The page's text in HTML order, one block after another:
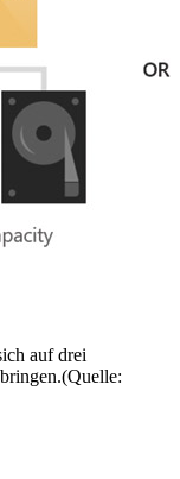
auf drei